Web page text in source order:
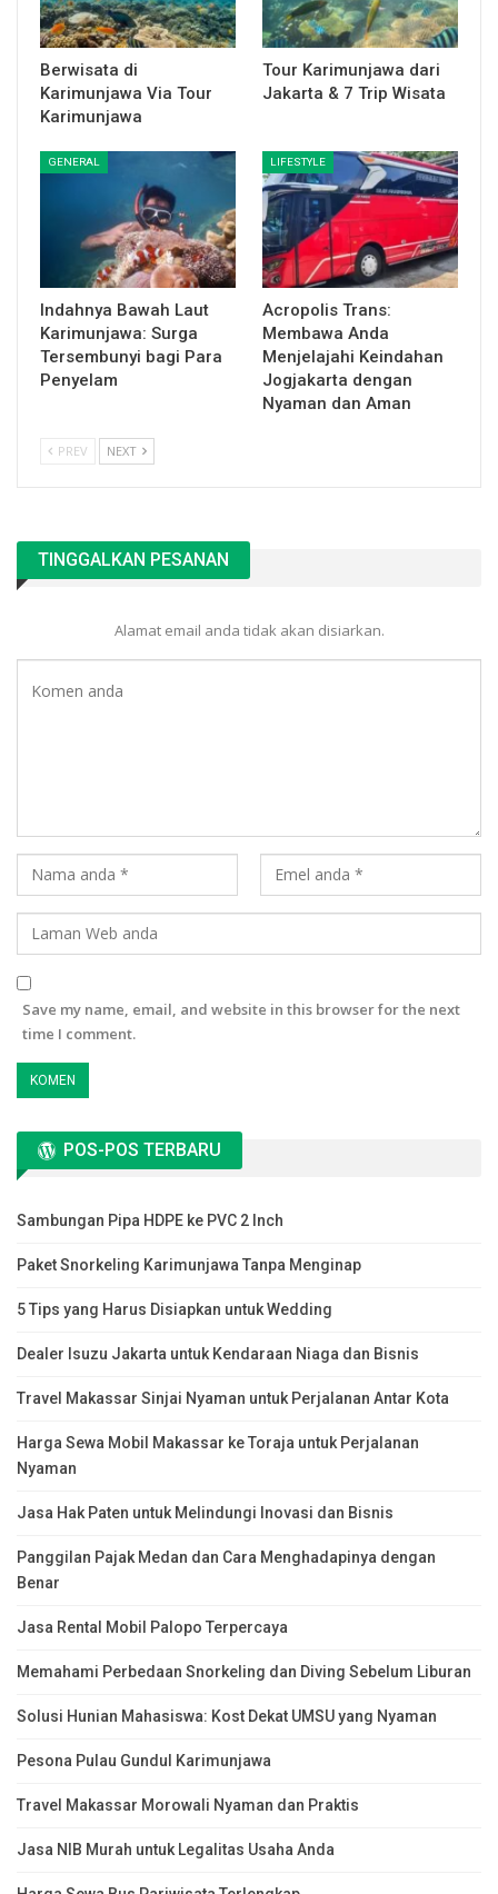
Berwisata di
Karimunjawa Via Tour
Karimunjawa
Tour Karimunjawa dari
Jakarta & 7 Trip Wisata
GENERAL
Indahnya Bawah Laut
Karimunjawa: Surga
Tersembunyi bagi Para
Penyelam
LIFESTYLE
Acropolis Trans:
Membawa Anda
Menjelajahi Keindahan
Jogjakarta dengan
Nyaman dan Aman
PREV NEXT
TINGGALKAN PESANAN
Alamat email anda tidak akan disiarkan.
Save my name, email, and website in this browser for the next
time I comment.
POS-POS TERBARU
Sambungan Pipa HDPE ke PVC 2 Inch
Paket Snorkeling Karimunjawa Tanpa Menginap
5 Tips yang Harus Disiapkan untuk Wedding
Dealer Isuzu Jakarta untuk Kendaraan Niaga dan Bisnis
Travel Makassar Sinjai Nyaman untuk Perjalanan Antar Kota
Harga Sewa Mobil Makassar ke Toraja untuk Perjalanan
Nyaman
Jasa Hak Paten untuk Melindungi Inovasi dan Bisnis
Panggilan Pajak Medan dan Cara Menghadapinya dengan
Benar
Jasa Rental Mobil Palopo Terpercaya
Memahami Perbedaan Snorkeling dan Diving Sebelum Liburan
Solusi Hunian Mahasiswa: Kost Dekat UMSU yang Nyaman
Pesona Pulau Gundul Karimunjawa
Travel Makassar Morowali Nyaman dan Praktis
Jasa NIB Murah untuk Legalitas Usaha Anda